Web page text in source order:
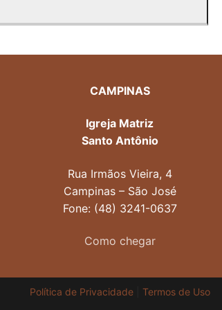
CAMPINAS
Igreja Matriz
Santo Antônio
Rua Irmãos Vieira, 4
Campinas – São José
Fone: (48) 3241-0637
Como chegar
Política de Privacidade| Termos de Uso